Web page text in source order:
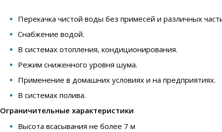
Перекачка чистой воды без примесей и различных
Снабжение водой.
В системах отопления, кондиционирования.
Режим сниженного уровня шума.
Применение в домашних условиях и на предприятиях.
В системах полива.
Ограничительные характеристики
Высота всасывания не более 7 м